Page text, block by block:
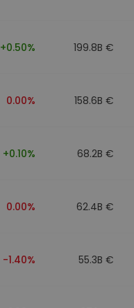
+0.50% 199.8B €
0.00% 158.6B €
+0.10% 68.2B €
0.00% 62.4B €
-1.40% 55.3B €